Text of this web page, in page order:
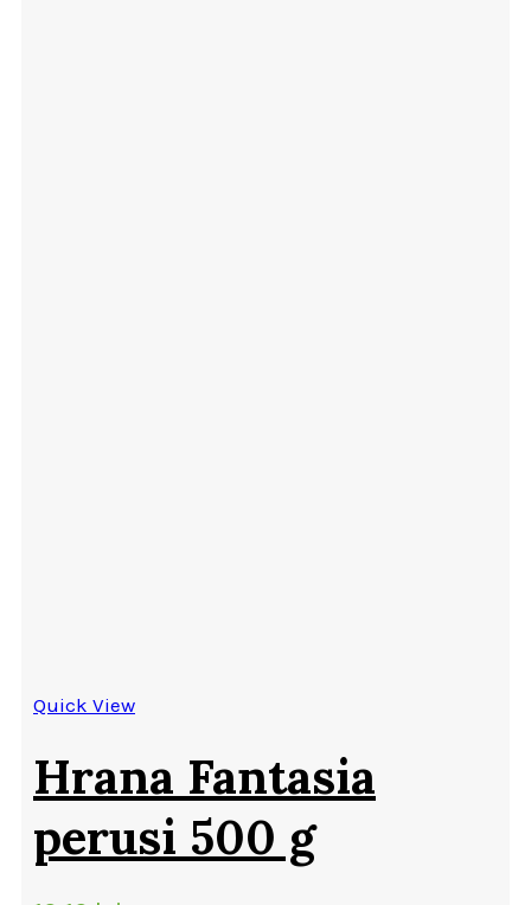
Quick View
Hrana Fantasia
perusi 500 g